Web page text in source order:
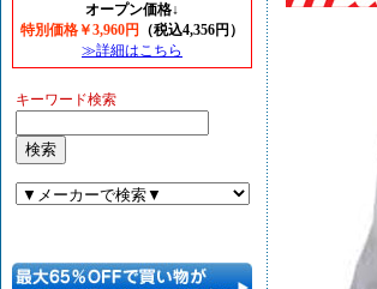
オープン価格↓
特別価格￥3,960円
（税込4,356円）
≫詳細はこちら
キーワード検索